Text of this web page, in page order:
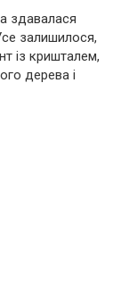
здавалася
залишилося,
із кришталем,
дерева і